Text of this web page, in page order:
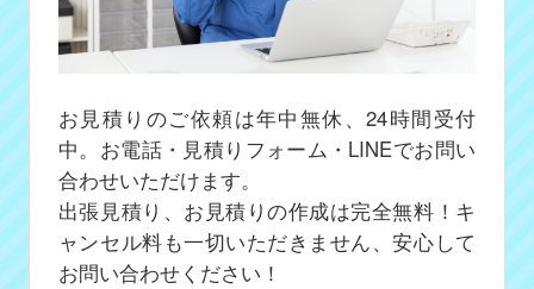
お見積りのご依頼は年中無休、24時間受付
中。お電話・見積りフォーム・LINEでお問い
合わせいただけます。
出張見積り、お見積りの作成は完全無料！キ
ャンセル料も一切いただきません、安心して
お問い合わせください！